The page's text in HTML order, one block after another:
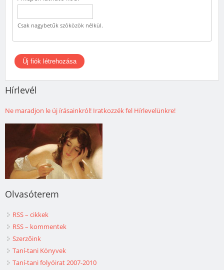
Csak nagybetűk szóközök nélkül.
Hírlevél
Ne maradjon le új írásainkról! Iratkozzék fel Hírlevelünkre!
Olvasóterem
RSS – cikkek
RSS – kommentek
Szerzőink
Taní-tani Könyvek
Taní-tani folyóirat 2007-2010